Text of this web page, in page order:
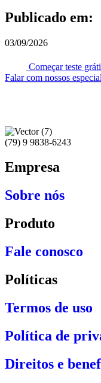
Publicado em:
03/09/2026
Começar teste
Falar com nossos
(79) 9 9838-6243
Empresa
Sobre nós
Produto
Fale conosco
Políticas
Termos de uso
Política de
Direitos e